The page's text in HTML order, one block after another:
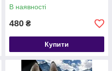
В наявності
480 ₴
Купити